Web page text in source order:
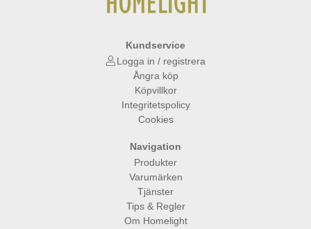
Kundservice
Logga in / registrera
Ångra köp
Köpvillkor
Integritetspolicy
Cookies
Navigation
Produkter
Varumärken
Tjänster
Tips & Regler
Om Homelight